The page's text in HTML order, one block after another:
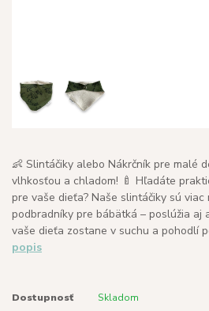
👶 Slintáčiky alebo Nákrčník pre malé
vlhkosťou a chladom! 🍼 Hľadáte
pre vaše dieťa? Naše slintáčiky sú viac
podbradníky pre bábätká – poslúžia aj
vaše dieťa zostane v suchu a pohodlí
popis
Dostupnosť Skladom